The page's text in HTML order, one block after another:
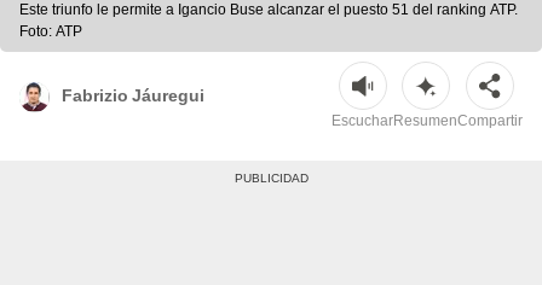
Este triunfo le permite a Igancio Buse alcanzar el puesto 51 del ranking ATP.
Foto: ATP
Fabrizio Jáuregui
EscucharResumenCompartir